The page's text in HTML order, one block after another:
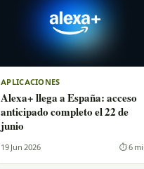
APLICACIONES
Alexa+ llega a España: acceso
anticipado completo el 22 de
junio
19 Jun 2026 ⏱ 6